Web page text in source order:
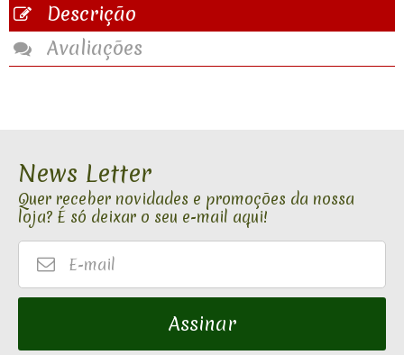
Descrição
Avaliações
News Letter
Quer receber novidades e promoções da nossa
loja? É só deixar o seu e-mail aqui!
E-
Assinar